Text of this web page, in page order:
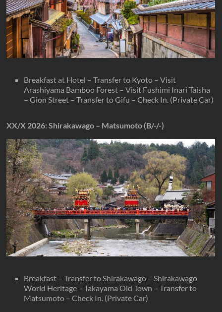
Breakfast at Hotel – Transfer to Kyoto – Visit
Arashiyama Bamboo Forest – Visit Fushimi Inari Taisha
– Gion Street – Transfer to Gifu – Check In. (Private Car)
XX/X 2026: Shirakawago – Matsumoto (B/-/-)
Breakfast – Transfer to Shirakawago – Shirakawago
World Heritage – Takayama Old Town – Transfer to
Matsumoto – Check In. (Private Car)